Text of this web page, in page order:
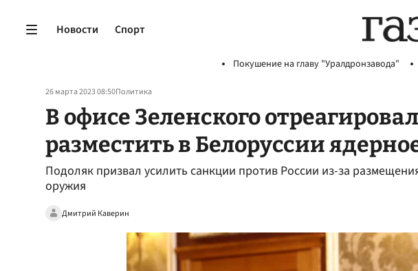
Новости Спорт
Покушение на главу "Уралдронзавода"
26 марта 2023 08:50Политика
В офисе Зеленского
разместить в Белоруссии
Подоляк призвал усилить санкции против России из-за
оружия
Дмитрий Каверин